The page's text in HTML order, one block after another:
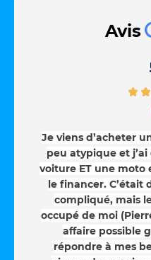
Avis
Je viens d’acheter
peu atypique et
voiture ET une moto
le financer. C’était
compliqué, mais
occupé de moi
affaire possible
répondre à mes